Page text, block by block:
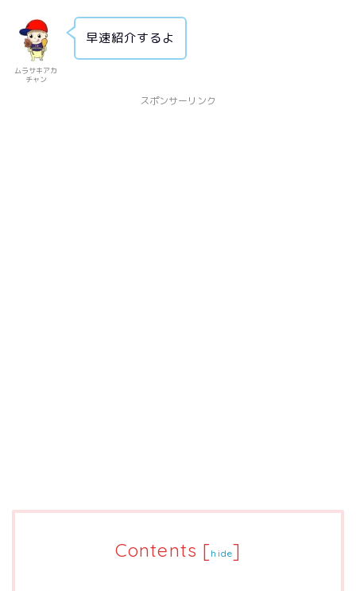
ムラサキアカ
チャン
早速紹介するよ
スポンサーリンク
Contents [hide]